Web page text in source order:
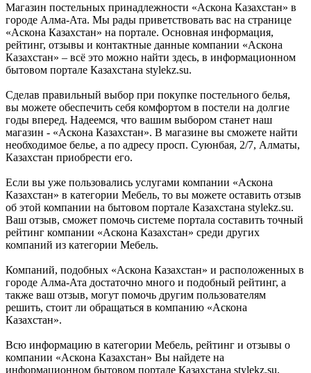
Магазин постельных принадлежности «Аскона Казахстан» в
городе Алма-Ата. Мы рады приветствовать вас на странице
«Аскона Казахстан» на портале. Основная информация,
рейтинг, отзывы и контактные данные компании «Аскона
Казахстан» – всё это можно найти здесь, в информационном
бытовом портале Казахстана stylekz.su.
Сделав правильный выбор при покупке постельного белья,
вы можете обеспечить себя комфортом в постели на долгие
годы вперед. Надеемся, что вашим выбором станет наш
магазин - «Аскона Казахстан». В магазине вы сможете найти
необходимое белье, а по адресу просп. Суюнбая, 2/7, Алматы,
Казахстан приобрести его.
Если вы уже пользовались услугами компании «Аскона
Казахстан» в категории Мебель, то вы можете оставить отзыв
об этой компании на бытовом портале Казахстана stylekz.su.
Ваш отзыв, сможет помочь системе портала составить точный
рейтинг компании «Аскона Казахстан» среди других
компаний из категории Мебель.
Компаний, подобных «Аскона Казахстан» и расположенных в
городе Алма-Ата достаточно много и подобный рейтинг, а
также ваш отзыв, могут помочь другим пользователям
решить, стоит ли обращаться в компанию «Аскона
Казахстан».
Всю информацию в категории Мебель, рейтинг и отзывы о
компании «Аскона Казахстан» Вы найдете на
информационном бытовом портале Казахстана stylekz.su.